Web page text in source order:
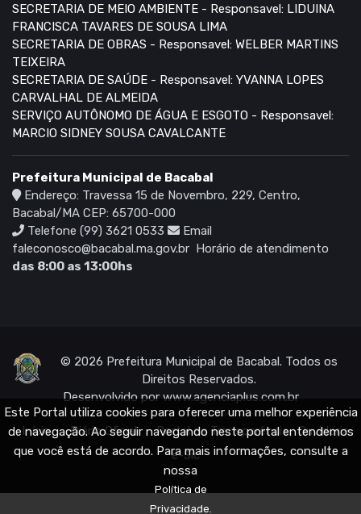
Este Portal utiliza cookies para oferecer uma melhor experiência
de navegação. Ao seguir navegando neste portal entendemos
que você está de acordo. Para mais informações, consulte a
nossa
Política de
Privacidade.
SECRETARIA DE MEIO AMBIENTE - Responsavel: LIDUINA
FRANCISCA TAVARES DE SOUSA LIMA
SECRETARIA DE OBRAS - Responsavel: WELBER MARTINS
TEIXEIRA
SECRETARIA DE SAÚDE - Responsavel: YVANNA LOPES
CARVALHAL DE ALMEIDA
SERVIÇO AUTÔNOMO DE ÁGUA E ESGOTO - Responsavel:
MARCIO SIDNEY SOUSA CAVALCANTE
Prefeitura Municipal de Bacabal
Endereço: Travessa 15 de Novembro, 229, Centro,
Bacabal/MA CEP: 65700-000
Telefone (99) 3621 0533
Email
faleconosco@bacabal.ma.gov.br
Horário de atendimento
das 8:00 as 13:00hs
© 2026 Prefeitura Municipal de Bacabal. Todos os
Direitos Reservados.
Desenvolvido porwww.agenciaplus.com.br
Início Diário Oficial Portal da Transparência
Ouvidoria
e-Sic